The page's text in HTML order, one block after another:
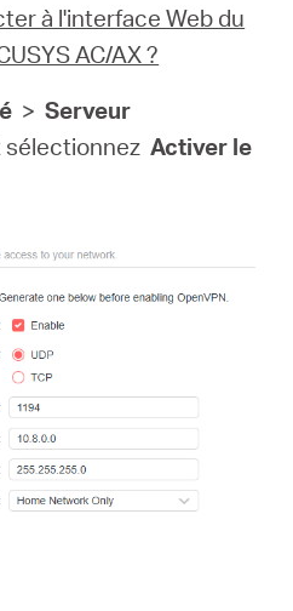
à l'interface Web du
AC/AX ?
>Serveur
sélectionnezActiver le